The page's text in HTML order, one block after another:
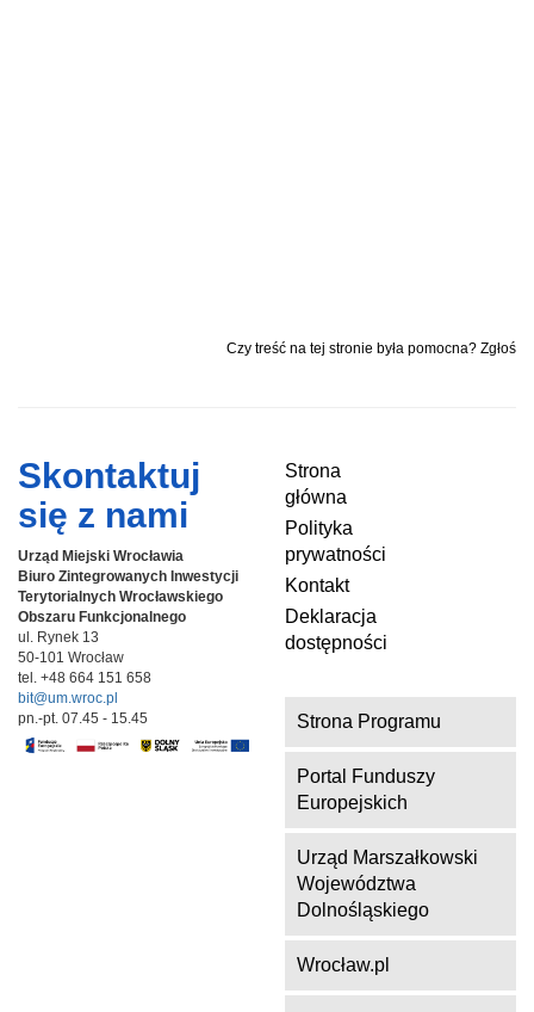
Czy treść na tej stronie była pomocna? Zgłoś
Skontaktuj
się z nami
Urząd Miejski Wrocławia
Biuro Zintegrowanych Inwestycji
Terytorialnych Wrocławskiego
Obszaru Funkcjonalnego
ul. Rynek 13
50-101 Wrocław
tel. +48 664 151 658
bit@um.wroc.pl
pn.-pt. 07.45 - 15.45
Strona
główna
Polityka
prywatności
Kontakt
Deklaracja
dostępności
Strona Programu
Portal Funduszy
Europejskich
Urząd Marszałkowski
Województwa
Dolnośląskiego
Wrocław.pl